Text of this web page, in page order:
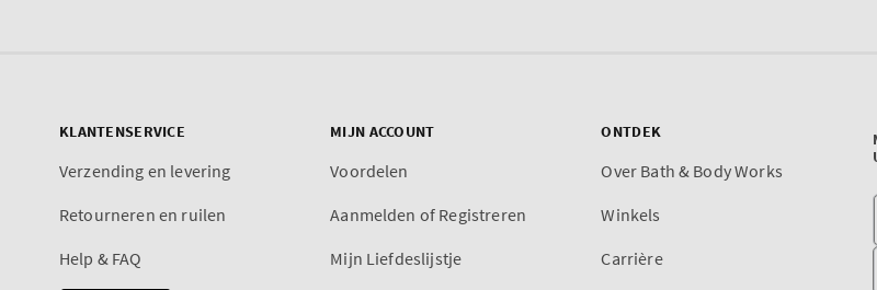
KLANTENSERVICE
Verzending en levering
Retourneren en ruilen
Help & FAQ
MIJN ACCOUNT
Voordelen
Aanmelden of Registreren
Mijn Liefdeslijstje
ONTDEK
Over Bath & Body Works
Winkels
Carrière